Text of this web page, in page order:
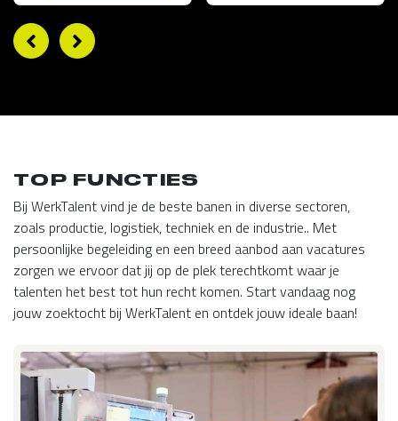
TOP FUNCTIES
Bij WerkTalent vind je de beste banen in diverse sectoren,
zoals productie, logistiek, techniek en de industrie.. Met
persoonlijke begeleiding en een breed aanbod aan vacatures
zorgen we ervoor dat jij op de plek terechtkomt waar je
talenten het best tot hun recht komen. Start vandaag nog
jouw zoektocht bij WerkTalent en ontdek jouw ideale baan!